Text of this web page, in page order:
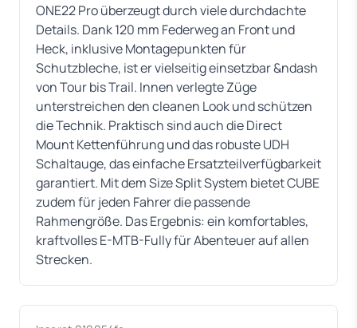
ONE22 Pro überzeugt durch viele durchdachte
Details. Dank 120 mm Federweg an Front und
Heck, inklusive Montagepunkten für
Schutzbleche, ist er vielseitig einsetzbar &ndash
von Tour bis Trail. Innen verlegte Züge
unterstreichen den cleanen Look und schützen
die Technik. Praktisch sind auch die Direct
Mount Kettenführung und das robuste UDH
Schaltauge, das einfache Ersatzteilverfügbarkeit
garantiert. Mit dem Size Split System bietet CUBE
zudem für jeden Fahrer die passende
Rahmengröße. Das Ergebnis: ein komfortables,
kraftvolles E-MTB-Fully für Abenteuer auf allen
Strecken.